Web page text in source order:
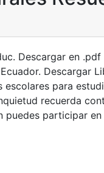
Descargar en
Descargar
escolares para
recuerda
puedes participar